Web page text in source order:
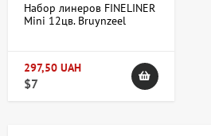
Набор линеров FINELINER
Mini 12цв. Bruynzeel
297,50 UAH
$7